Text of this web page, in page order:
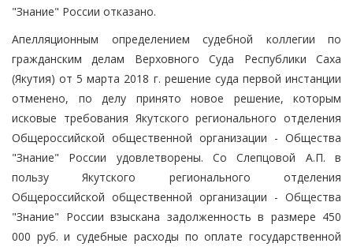
"Знание" России отказано.
Апелляционным определением судебной коллегии по
гражданским делам Верховного Суда Республики Саха
(Якутия) от 5 марта 2018 г. решение суда первой инстанции
отменено, по делу принято новое решение, которым
исковые требования Якутского регионального отделения
Общероссийской общественной организации - Общества
"Знание" России удовлетворены. Со Слепцовой А.П. в
пользу Якутского регионального отделения
Общероссийской общественной организации - Общества
"Знание" России взыскана задолженность в размере 450
000 руб. и судебные расходы по оплате государственной